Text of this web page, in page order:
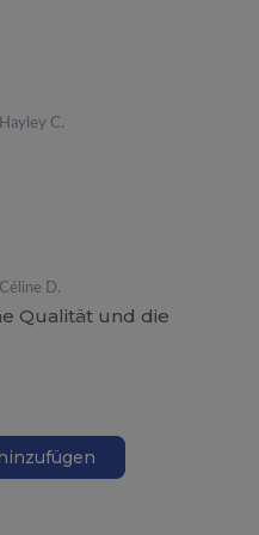
C.
D.
Qualität und die